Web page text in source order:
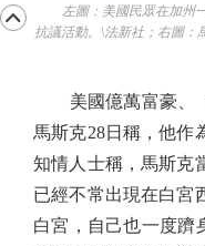
左圖：美國民眾在加州一
抗議活動。\法新社；右圖：
美國億萬富豪、「
馬斯克28日稱，他作
知情人士稱，馬斯克
已經不常出現在白宮
白宮，自己也一度躋